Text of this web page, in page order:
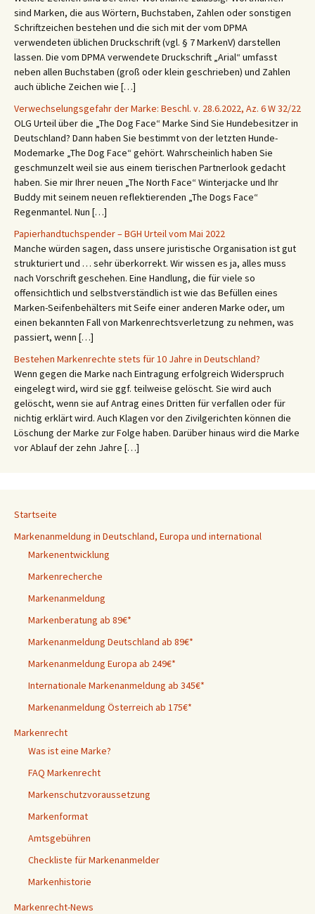
sind Marken, die aus Wörtern, Buchstaben, Zahlen oder sonstigen
Schriftzeichen bestehen und die sich mit der vom DPMA
verwendeten üblichen Druckschrift (vgl. § 7 MarkenV) darstellen
lassen. Die vom DPMA verwendete Druckschrift „Arial“ umfasst
neben allen Buchstaben (groß oder klein geschrieben) und Zahlen
auch übliche Zeichen wie […]
Verwechselungsgefahr der Marke: Beschl. v. 28.6.2022, Az. 6 W 32/22
OLG Urteil über die „The Dog Face“ Marke Sind Sie Hundebesitzer in
Deutschland? Dann haben Sie bestimmt von der letzten Hunde-
Modemarke „The Dog Face“ gehört. Wahrscheinlich haben Sie
geschmunzelt weil sie aus einem tierischen Partnerlook gedacht
haben. Sie mir Ihrer neuen „The North Face“ Winterjacke und Ihr
Buddy mit seinem neuen reflektierenden „The Dogs Face“
Regenmantel. Nun […]
Papierhandtuchspender – BGH Urteil vom Mai 2022
Manche würden sagen, dass unsere juristische Organisation ist gut
strukturiert und … sehr überkorrekt. Wir wissen es ja, alles muss
nach Vorschrift geschehen. Eine Handlung, die für viele so
offensichtlich und selbstverständlich ist wie das Befüllen eines
Marken-Seifenbehälters mit Seife einer anderen Marke oder, um
einen bekannten Fall von Markenrechtsverletzung zu nehmen, was
passiert, wenn […]
Bestehen Markenrechte stets für 10 Jahre in Deutschland?
Wenn gegen die Marke nach Eintragung erfolgreich Widerspruch
eingelegt wird, wird sie ggf. teilweise gelöscht. Sie wird auch
gelöscht, wenn sie auf Antrag eines Dritten für verfallen oder für
nichtig erklärt wird. Auch Klagen vor den Zivilgerichten können die
Löschung der Marke zur Folge haben. Darüber hinaus wird die Marke
vor Ablauf der zehn Jahre […]
Startseite
Markenanmeldung in Deutschland, Europa und international
Markenentwicklung
Markenrecherche
Markenanmeldung
Markenberatung ab 89€*
Markenanmeldung Deutschland ab 89€*
Markenanmeldung Europa ab 249€*
Internationale Markenanmeldung ab 345€*
Markenanmeldung Österreich ab 175€*
Markenrecht
Was ist eine Marke?
FAQ Markenrecht
Markenschutzvoraussetzung
Markenformat
Amtsgebühren
Checkliste für Markenanmelder
Markenhistorie
Markenrecht-News